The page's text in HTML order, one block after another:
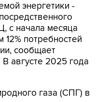
энергетики -
с начала месяца
потребностей
сообщает
августе 2025 года
газа (СПГ) в